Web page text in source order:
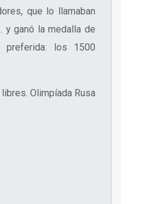
que lo llamaban
y ganó la medalla de
los 1500
Olimpíada Rusa